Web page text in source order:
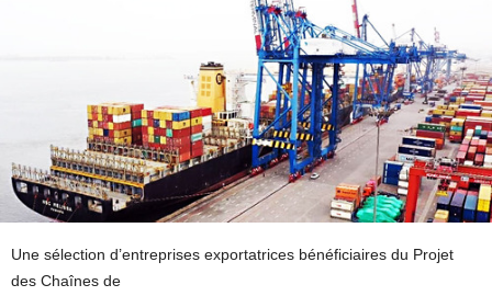
Une sélection d’entreprises exportatrices bénéficiaires du Projet
des Chaînes de